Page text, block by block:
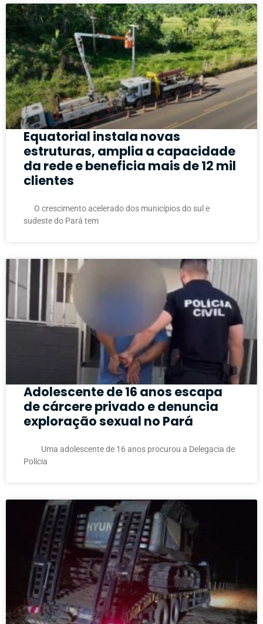
Equatorial instala novas
estruturas, amplia a capacidade
da rede e beneficia mais de 12 mil
clientes
O crescimento acelerado dos municípios do sul e
sudeste do Pará tem
Adolescente de 16 anos escapa
de cárcere privado e denuncia
exploração sexual no Pará
Uma adolescente de 16 anos procurou a Delegacia de
Polícia